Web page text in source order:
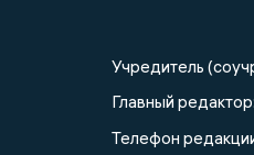
Учредитель
Главный
Телефон